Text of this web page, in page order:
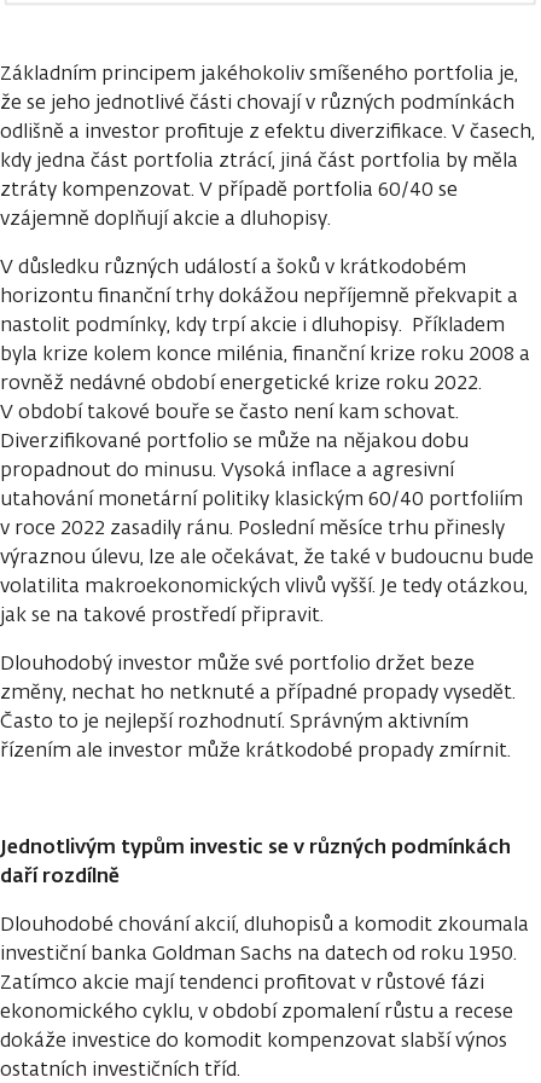
Základním principem jakéhokoliv smíšeného portfolia je,
že se jeho jednotlivé části chovají v různých podmínkách
odlišně a investor profituje z efektu diverzifikace. V časech,
kdy jedna část portfolia ztrácí, jiná část portfolia by měla
ztráty kompenzovat. V případě portfolia 60/40 se
vzájemně doplňují akcie a dluhopisy.
V důsledku různých událostí a šoků v krátkodobém
horizontu finanční trhy dokážou nepříjemně překvapit a
nastolit podmínky, kdy trpí akcie i dluhopisy. Příkladem
byla krize kolem konce milénia, finanční krize roku 2008 a
rovněž nedávné období energetické krize roku 2022.
V období takové bouře se často není kam schovat.
Diverzifikované portfolio se může na nějakou dobu
propadnout do minusu. Vysoká inflace a agresivní
utahování monetární politiky klasickým 60/40 portfoliím
v roce 2022 zasadily ránu. Poslední měsíce trhu přinesly
výraznou úlevu, lze ale očekávat, že také v budoucnu bude
volatilita makroekonomických vlivů vyšší. Je tedy otázkou,
jak se na takové prostředí připravit.
Dlouhodobý investor může své portfolio držet beze
změny, nechat ho netknuté a případné propady vysedět.
Často to je nejlepší rozhodnutí. Správným aktivním
řízením ale investor může krátkodobé propady zmírnit.
Jednotlivým typům investic se v různých podmínkách
daří rozdílně
Dlouhodobé chování akcií, dluhopisů a komodit zkoumala
investiční banka Goldman Sachs na datech od roku 1950.
Zatímco akcie mají tendenci profitovat v růstové fázi
ekonomického cyklu, v období zpomalení růstu a recese
dokáže investice do komodit kompenzovat slabší výnos
ostatních investičních tříd.